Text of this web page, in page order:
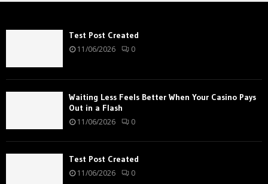
Test Post Created
11/06/2026 0
Waiting Less Feels Better When Your Casino Pays
Out in a Flash
11/06/2026 0
Test Post Created
11/06/2026 0